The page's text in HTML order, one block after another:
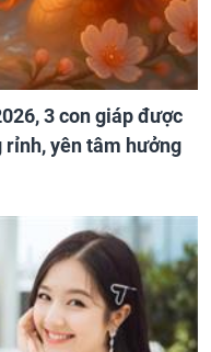
3 con giáp được
rỉnh, yên tâm hưởng